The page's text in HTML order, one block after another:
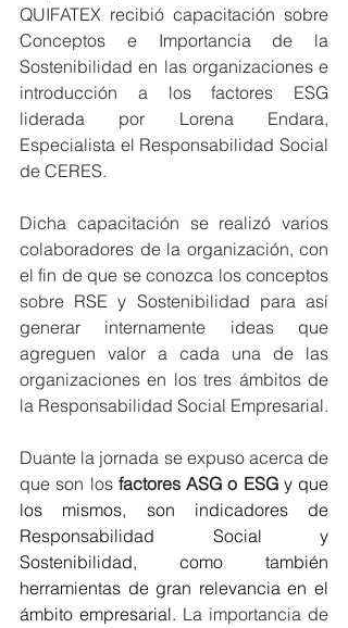
Conceptos e Importancia de la
Sostenibilidad en las organizaciones e
introducción a los factores ESG
liderada por Lorena Endara,
Especialista el Responsabilidad Social
de CERES.
Dicha capacitación se realizó varios
colaboradores de la organización, con
el fin de que se conozca los conceptos
sobre RSE y Sostenibilidad para así
generar internamente ideas que
agreguen valor a cada una de las
organizaciones en los tres ámbitos de
la Responsabilidad Social Empresarial.
Duante la jornada se expuso acerca de
que son los factores ASG o ESG y que
los mismos, son indicadores de
Responsabilidad Social y
Sostenibilidad, como también
herramientas de gran relevancia en el
ámbito empresarial. La importancia de